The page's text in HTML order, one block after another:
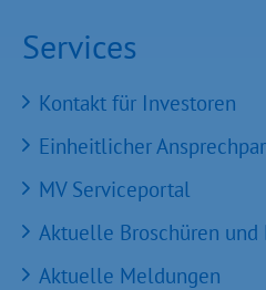
Services
Kontakt für Investoren
Einheitlicher
MV Serviceportal
Aktuelle Broschüren und
Aktuelle Meldungen